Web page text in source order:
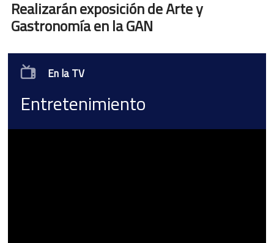
Realizarán exposición de Arte y
Gastronomía en la GAN
En la TV
Entretenimiento